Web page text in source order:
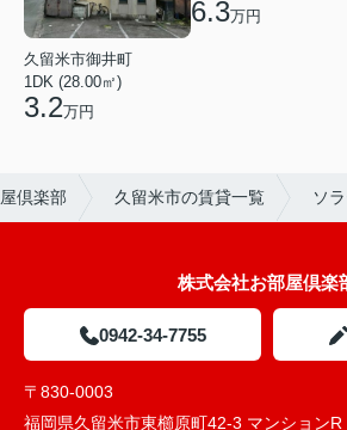
久留米市御井町
1DK (28.00㎡)
3.2万円
6.3万円
倶楽部 久留米市の賃貸一覧 ソ
株式会社お部屋倶楽
0942-34-7755
〒830-0003
福岡県久留米市東櫛原町42-3 マンションR